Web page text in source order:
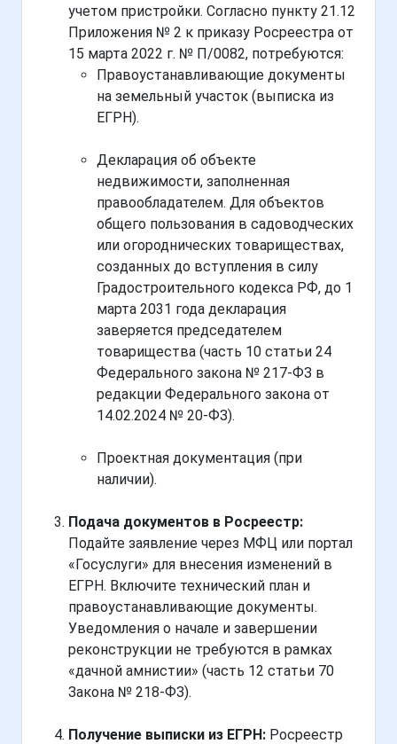
учетом пристройки. Согласно пункту 21.12
Приложения № 2 к приказу Росреестра от
15 марта 2022 г. № П/0082, потребуются:
Правоустанавливающие документы
на земельный участок (выписка из
ЕГРН).
Декларация об объекте
недвижимости, заполненная
правообладателем. Для объектов
общего пользования в садоводческих
или огороднических товариществах,
созданных до вступления в силу
Градостроительного кодекса РФ, до 1
марта 2031 года декларация
заверяется председателем
товарищества (часть 10 статьи 24
Федерального закона № 217-ФЗ в
редакции Федерального закона от
14.02.2024 № 20-ФЗ).
Проектная документация (при
наличии).
Подача документов в Росреестр:
Подайте заявление через МФЦ или портал
«Госуслуги» для внесения изменений в
ЕГРН. Включите технический план и
правоустанавливающие документы.
Уведомления о начале и завершении
реконструкции не требуются в рамках
«дачной амнистии» (часть 12 статьи 70
Закона № 218-ФЗ).
Получение выписки из ЕГРН: Росреестр